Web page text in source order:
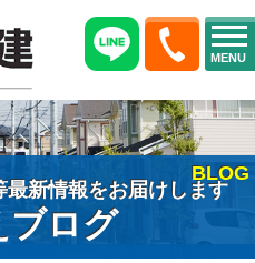
MENU
新情報をお届けします
ブログ
BLOG